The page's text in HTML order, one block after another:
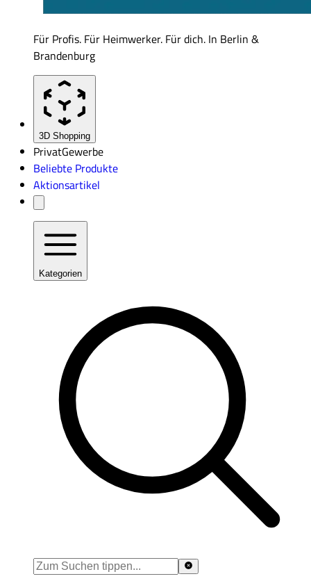
Für Profis. Für Heimwerker. Für dich. In Berlin &
Brandenburg
3D Shopping
PrivatGewerbe
Beliebte Produkte
Aktionsartikel
Kategorien